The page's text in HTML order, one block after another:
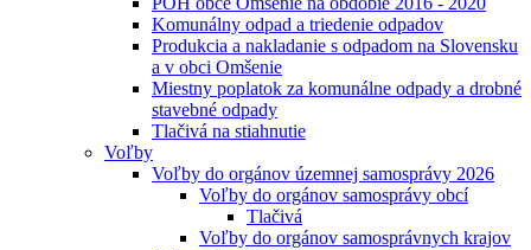
Komunálny odpad a triedenie odpadov
Produkcia a nakladanie s odpadom na Slovensku
a v obci Omšenie
Miestny poplatok za komunálne odpady a drobné
stavebné odpady
Tlačivá na stiahnutie
Voľby
Voľby do orgánov územnej samosprávy 2026
Voľby do orgánov samosprávy obcí
Tlačivá
Voľby do orgánov samosprávnych krajov